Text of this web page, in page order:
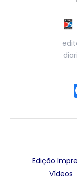
Edição
Vídeos